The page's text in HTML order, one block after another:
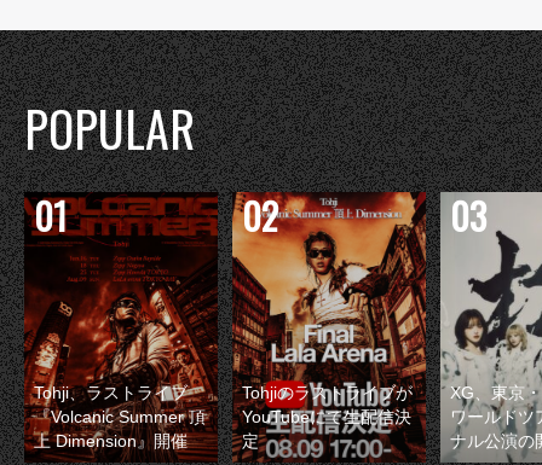
POPULAR
Tohji、ラストライブ
『Volcanic Summer 頂
上 Dimension』開催
Tohjiのラストライブが
YouTubeにて生配信決
定
XG、東京
ワールドツ
ナル公演の